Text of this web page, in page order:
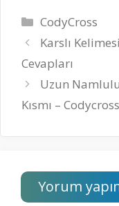
Kategoriler
CodyCross
Karslı
Cevapları
Uzun
Kısmı –
Yorum